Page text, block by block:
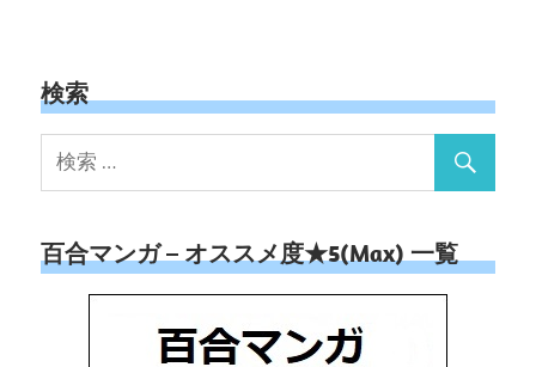
検索
百合マンガ – オススメ度★5(Max) 一覧